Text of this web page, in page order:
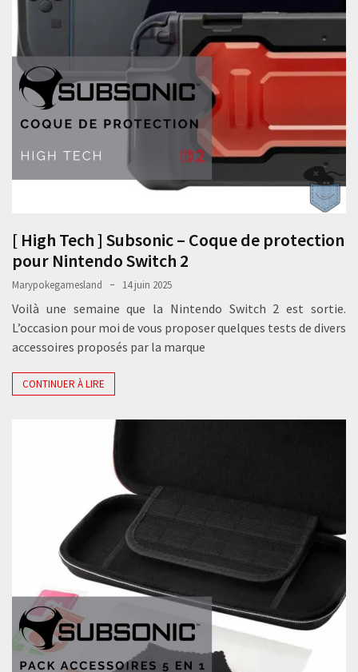
[ High Tech ] Subsonic – Coque de protection
pour Nintendo Switch 2
Marypokegamesland 14 juin 2025
Voilà une semaine que la Nintendo Switch 2 est sortie.
L’occasion pour moi de vous proposer quelques tests de divers
accessoires proposés par la marque
CONTINUER À LIRE